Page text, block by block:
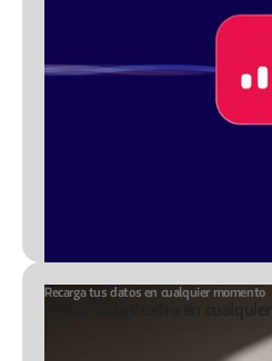
Recarga tus datos en cualquier momento
Añade datos extra en